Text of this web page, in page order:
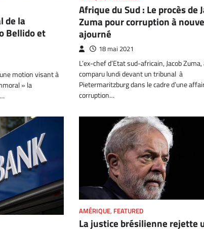
de la
Bellido et
motion visant à
» la
Afrique du Sud : Le procès de
Zuma pour corruption à
ajourné
18 mai 2021
L’ex-chef d’Etat sud-africain, Jacob Zuma,
comparu lundi devant un tribunal à
Pietermaritzburg dans le cadre d’une
corruption…
AMÉRIQUE, FEATURED
La justice brésilienne rejette